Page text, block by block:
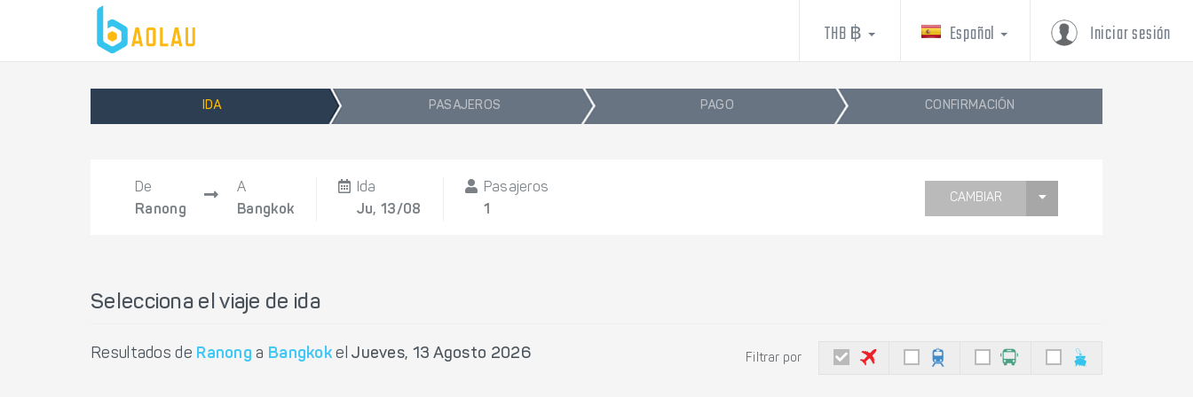
Iniciar sesión
Español
THB ฿
IDA PASAJEROS PAGO CONFIRMACIÓN
De
Ranong
A
Bangkok
Ida
Ju, 13/08
Pasajeros
1
CAMBIAR
Selecciona el viaje de ida
Resultados de Ranong a Bangkok elJueves, 13 Agosto 2026 Filtrar por